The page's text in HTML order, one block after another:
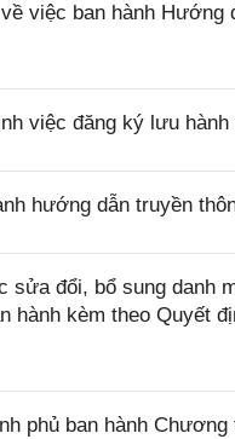
việc ban hành Hướng
việc đăng ký lưu
hướng dẫn truyền
đổi, bổ sung danh
kèm theo Quyết
phủ ban hành